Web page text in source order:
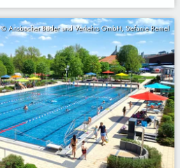
© Ansbacher Bäder und Verkehrs GmbH, Stefanie Remel